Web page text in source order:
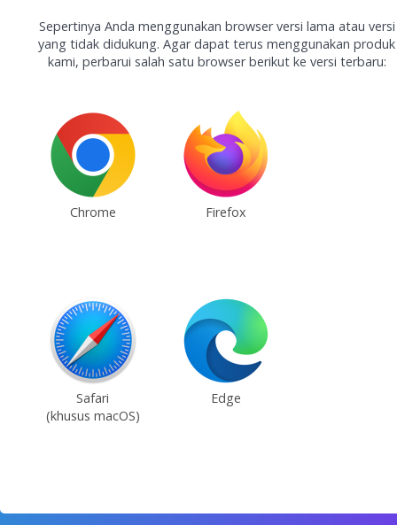
Sepertinya Anda menggunakan browser versi lama atau versi
yang tidak didukung. Agar dapat terus menggunakan produk
kami, perbarui salah satu browser berikut ke versi terbaru:
Chrome Firefox
Safari
(khusus macOS)
Edge